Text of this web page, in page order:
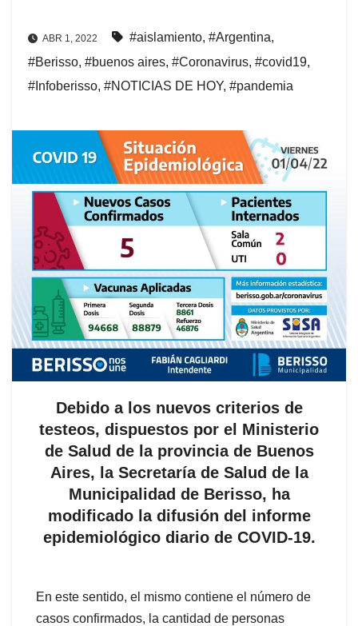
ABR 1, 2022 #aislamiento, #Argentina,
#Berisso, #buenos aires, #Coronavirus, #covid19,
#Infoberisso, #NOTICIAS DE HOY, #pandemia
Debido a los nuevos criterios de
testeos, dispuestos por el Ministerio
de Salud de la provincia de Buenos
Aires, la Secretaría de Salud de la
Municipalidad de Berisso, ha
modificado la difusión del informe
epidemiológico diario de COVID-19.
En este sentido, el mismo contiene el número de
casos confirmados, la cantidad de personas